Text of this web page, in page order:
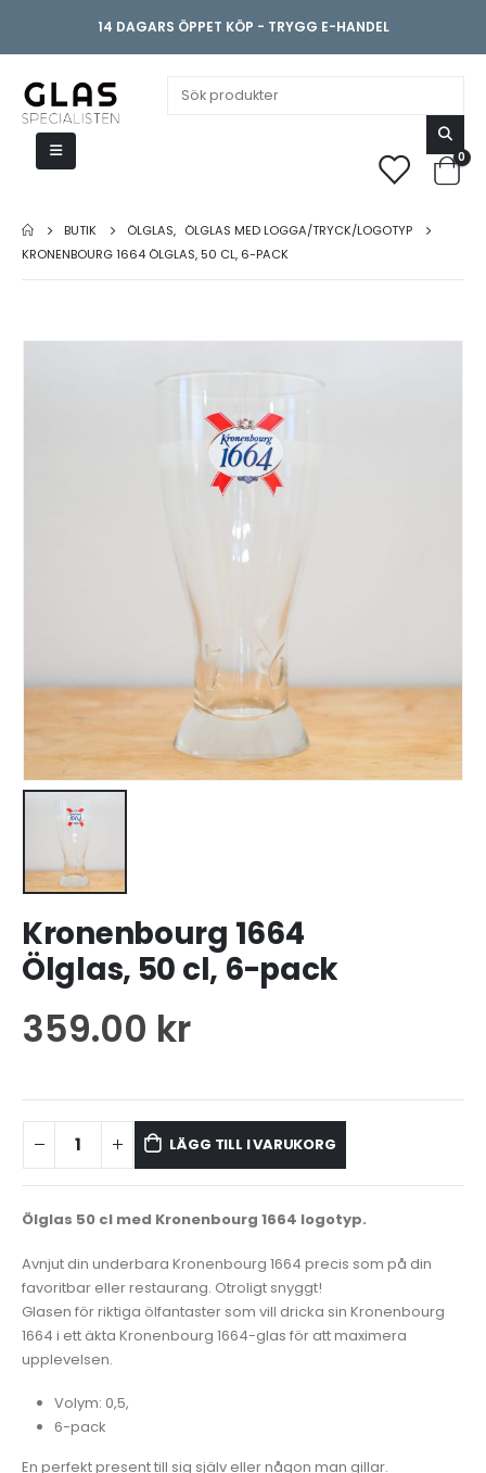
14 DAGARS ÖPPET KÖP - TRYGG E-HANDEL
0
BUTIK ÖLGLAS, ÖLGLAS MED LOGGA/TRYCK/LOGOTYP
KRONENBOURG 1664 ÖLGLAS, 50 CL, 6-PACK
Kronenbourg 1664
Ölglas, 50 cl, 6-pack
359.00 kr
LÄGG TILL I VARUKORG
Ölglas 50 cl med Kronenbourg 1664 logotyp.
Avnjut din underbara Kronenbourg 1664 precis som på din
favoritbar eller restaurang. Otroligt snyggt!
Glasen för riktiga ölfantaster som vill dricka sin Kronenbourg
1664 i ett äkta Kronenbourg 1664-glas för att maximera
upplevelsen.
Volym: 0,5,
6-pack
En perfekt present till sig själv eller någon man gillar.